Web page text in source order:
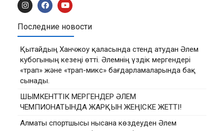
Последние новости
Қытайдың Ханчжоу қаласында стенд атудан Әлем
кубогының кезеңі өтті. Әлемнің үздік мергендері
«трап» және «трап-микс» бағдарламаларында бақ
сынады.
ШЫМКЕНТТІК МЕРГЕНДЕР ӘЛЕМ
ЧЕМПИОНАТЫНДА ЖАРҚЫН ЖЕҢІСКЕ ЖЕТТІ!
Алматы спортшысы нысана көздеуден Әлем